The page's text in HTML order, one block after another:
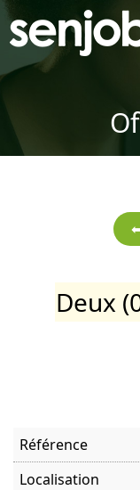
Deux
Référence
Localisation